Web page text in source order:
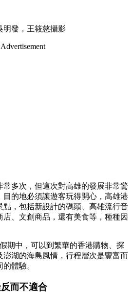
明發，王筱慈攝影
Advertisement
常多次，但這次對高雄的發展非常驚
的地必須讓遊客玩得開心，高雄港
點，包括新設計的碼頭、高雄流行音
、文創商品，還有美食等，種種因
期中，可以到繁華的香港購物、探
澎湖的海島風情，行程層次是豐富而
體驗。
而不適合